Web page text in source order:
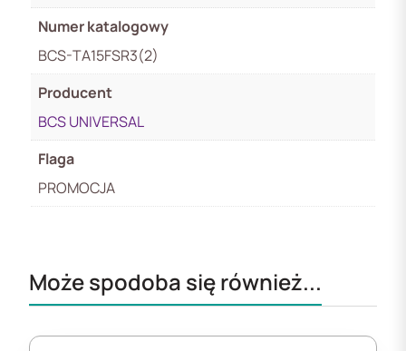
Numer katalogowy
BCS-TA15FSR3(2)
Producent
BCS UNIVERSAL
Flaga
PROMOCJA
Może spodoba się również...